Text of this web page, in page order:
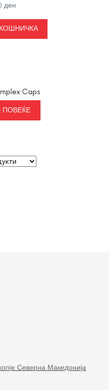
ден
Caps
ПОВЕЌЕ
Северна Македонија